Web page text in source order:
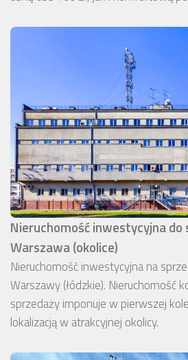
Nieruchomość inwestycyjna do
Warszawa (okolice)
Nieruchomość inwestycyjna na
Warszawy (łódzkie). Nieruchomość
sprzedaży imponuje w pierwszej
lokalizacją w atrakcyjnej okolicy.